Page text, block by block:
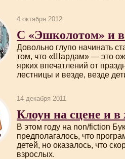
4 октября 2012
С «Эшколотом» и
Довольно глупо начинать
том, что «Шардам» — это
ярких впечатлений от
лестницы и везде, везде
14 декабря 2011
Клоун на сцене и
В этом году на non/fiction
предполагалось, что
детей, но оказалось, что
взрослых.